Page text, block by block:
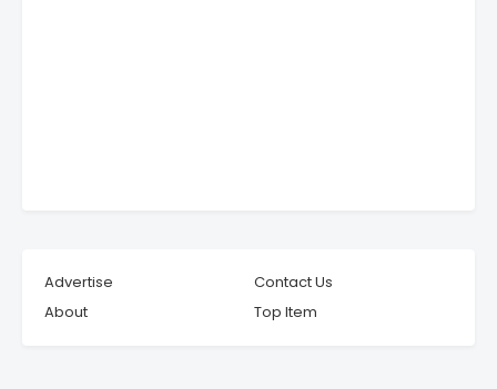
Advertise
Contact Us
About
Top Item